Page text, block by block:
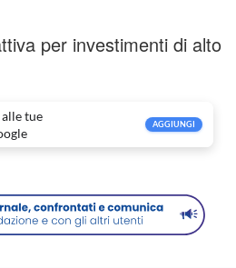
per investimenti di alto
alle tue
AGGIUNGI